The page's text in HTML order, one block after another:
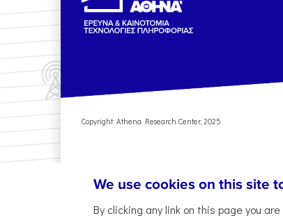
Copyright: Athena Research Center, 2025
We use cookies on this site
By clicking any link on this page you